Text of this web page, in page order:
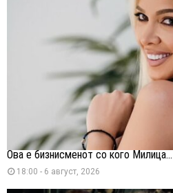
Ова е бизнисменот со кого Милица...
18:00 - 6 август, 2026